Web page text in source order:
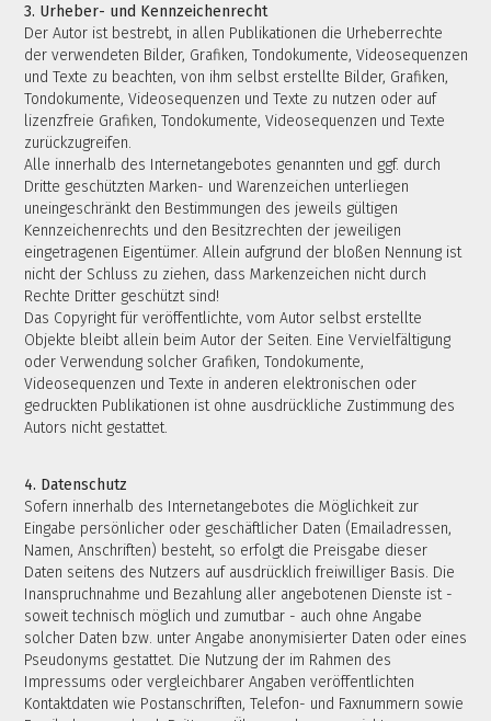
3. Urheber- und Kennzeichenrecht
Der Autor ist bestrebt, in allen Publikationen die Urheberrechte
der verwendeten Bilder, Grafiken, Tondokumente, Videosequenzen
und Texte zu beachten, von ihm selbst erstellte Bilder, Grafiken,
Tondokumente, Videosequenzen und Texte zu nutzen oder auf
lizenzfreie Grafiken, Tondokumente, Videosequenzen und Texte
zurückzugreifen.
Alle innerhalb des Internetangebotes genannten und ggf. durch
Dritte geschützten Marken- und Warenzeichen unterliegen
uneingeschränkt den Bestimmungen des jeweils gültigen
Kennzeichenrechts und den Besitzrechten der jeweiligen
eingetragenen Eigentümer. Allein aufgrund der bloßen Nennung ist
nicht der Schluss zu ziehen, dass Markenzeichen nicht durch
Rechte Dritter geschützt sind!
Das Copyright für veröffentlichte, vom Autor selbst erstellte
Objekte bleibt allein beim Autor der Seiten. Eine Vervielfältigung
oder Verwendung solcher Grafiken, Tondokumente,
Videosequenzen und Texte in anderen elektronischen oder
gedruckten Publikationen ist ohne ausdrückliche Zustimmung des
Autors nicht gestattet.
4. Datenschutz
Sofern innerhalb des Internetangebotes die Möglichkeit zur
Eingabe persönlicher oder geschäftlicher Daten (Emailadressen,
Namen, Anschriften) besteht, so erfolgt die Preisgabe dieser
Daten seitens des Nutzers auf ausdrücklich freiwilliger Basis. Die
Inanspruchnahme und Bezahlung aller angebotenen Dienste ist -
soweit technisch möglich und zumutbar - auch ohne Angabe
solcher Daten bzw. unter Angabe anonymisierter Daten oder eines
Pseudonyms gestattet. Die Nutzung der im Rahmen des
Impressums oder vergleichbarer Angaben veröffentlichten
Kontaktdaten wie Postanschriften, Telefon- und Faxnummern sowie